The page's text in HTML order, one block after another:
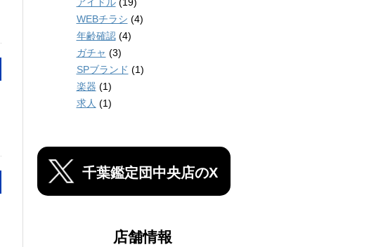
WEBチラシ (4)
年齢確認(4)
ガチャ (3)
SPブランド (1)
楽器 (1)
求人 (1)
千葉鑑定団中央店のX
店舗情報